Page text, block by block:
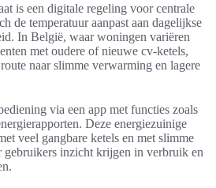
is een digitale regeling voor centrale
de temperatuur aanpast aan dagelijkse
In België, waar woningen variëren
met oudere of nieuwe cv-ketels,
naar slimme verwarming en lagere
via een app met functies zoals
Deze energiezuinige
veel gangbare ketels en met slimme
gebruikers inzicht krijgen in verbruik en